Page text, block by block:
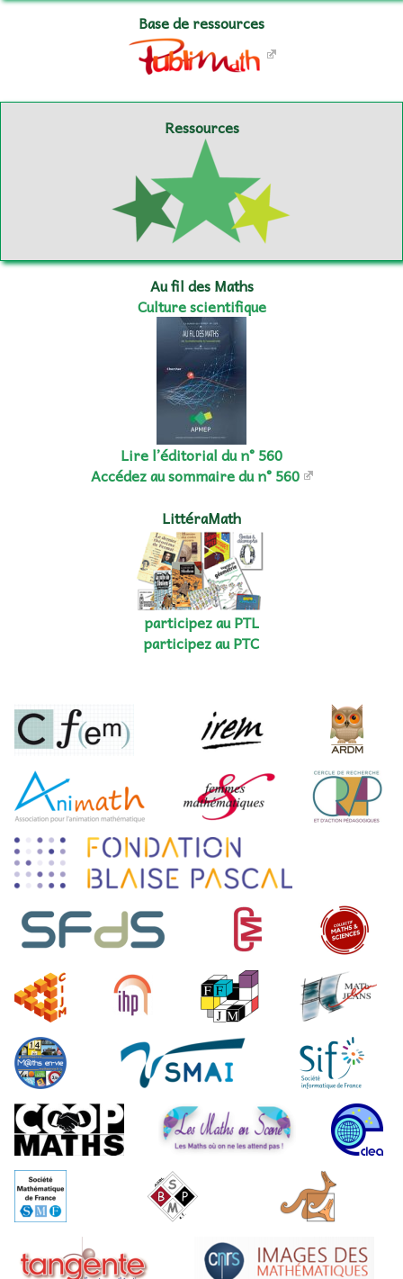
Base de ressources
Ressources
Au fil des Maths
Culture scientifique
Lire l’éditorial du n° 560
Accédez au sommaire du n° 560
LittéraMath
participez au PTL
participez au PTC